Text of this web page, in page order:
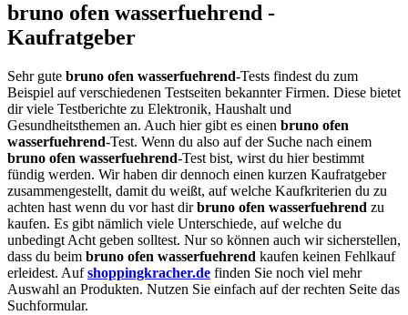
bruno ofen wasserfuehrend -
Kaufratgeber
Sehr gute bruno ofen wasserfuehrend-Tests findest du zum
Beispiel auf verschiedenen Testseiten bekannter Firmen. Diese bietet
dir viele Testberichte zu Elektronik, Haushalt und
Gesundheitsthemen an. Auch hier gibt es einen bruno ofen
wasserfuehrend-Test. Wenn du also auf der Suche nach einem
bruno ofen wasserfuehrend-Test bist, wirst du hier bestimmt
fündig werden. Wir haben dir dennoch einen kurzen Kaufratgeber
zusammengestellt, damit du weißt, auf welche Kaufkriterien du zu
achten hast wenn du vor hast dirbruno ofen wasserfuehrend zu
kaufen. Es gibt nämlich viele Unterschiede, auf welche du
unbedingt Acht geben solltest. Nur so können auch wir sicherstellen,
dass du beim bruno ofen wasserfuehrend kaufen keinen Fehlkauf
erleidest. Aufshoppingkracher.de finden Sie noch viel mehr
Auswahl an Produkten. Nutzen Sie einfach auf der rechten Seite das
Suchformular.